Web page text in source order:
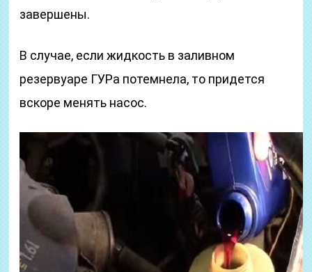
завершены.
В случае, если жидкость в заливном
резервуаре ГУРа потемнела, то придется
вскоре менять насос.